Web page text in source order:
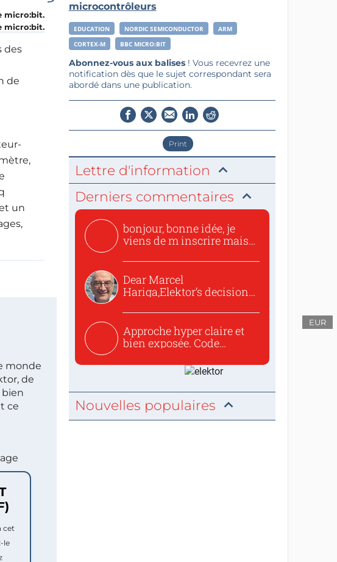
micro:bit.
des
de
un
EUR
monde
de
bien
ce
cet
le
microcontrôleurs
EDUCATION NORDIC SEMICONDUCTOR
ARM
CORTEX-M
BBC MICRO:BIT
Abonnez-vous aux balises! Vous recevrez une
notification dès que le sujet correspondant sera
abordé dans une publication.
Print
Lettre d'information
Derniers commentaires
bonjour, bonne idée, je
viens de m inscrire mais
Dear Marcel
Hariga,Elektor’s decision
Approche hyper claire et
bien exposée. Code
Nouvelles populaires